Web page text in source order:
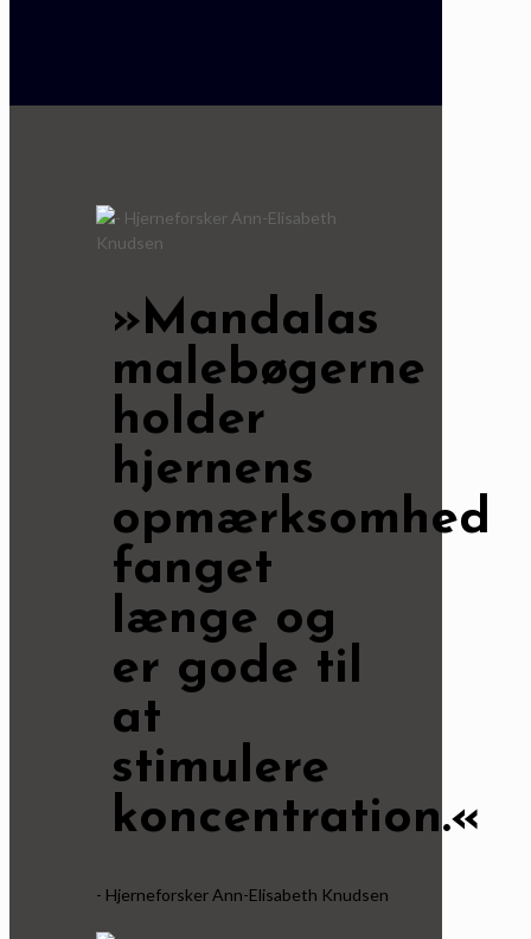
»Mandalas
malebøgerne
holder
hjernens
opmærksomhed
fanget
længe og
er gode til
at
stimulere
koncentration.«
- Hjerneforsker Ann-Elisabeth Knudsen